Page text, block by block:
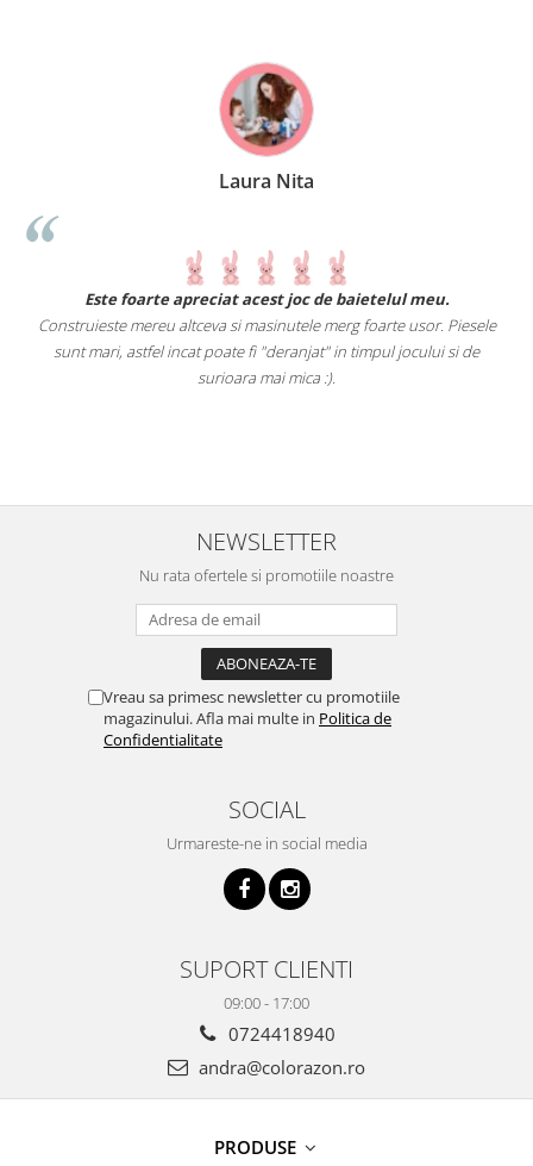
Laura Nita
Este foarte apreciat acest joc de baietelul meu.
Construieste mereu altceva si masinutele merg foarte usor. Piesele
sunt mari, astfel incat poate fi "deranjat" in timpul jocului si de
surioara mai mica :).
NEWSLETTER
Nu rata ofertele si promotiile noastre
Vreau sa primesc newsletter cu promotiile
magazinului. Afla mai multe in Politica de
Confidentialitate
SOCIAL
Urmareste-ne in social media
SUPORT CLIENTI
09:00 - 17:00
0724418940
andra@colorazon.ro
PRODUSE